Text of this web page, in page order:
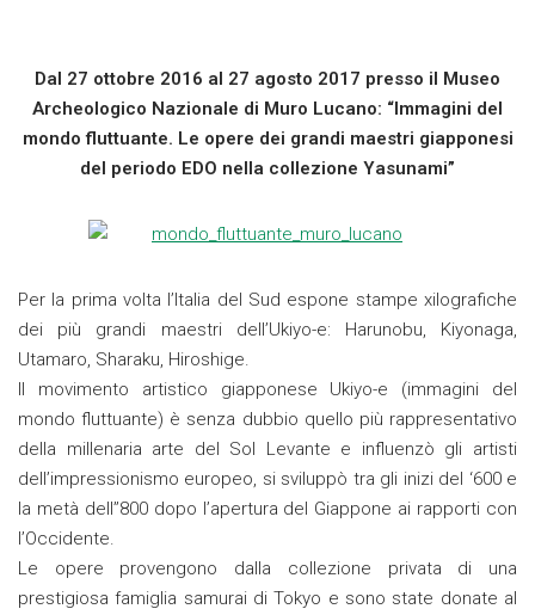
Dal 27 ottobre 2016 al 27 agosto 2017 presso il Museo
Archeologico Nazionale di Muro Lucano: “Immagini del
mondo fluttuante. Le opere dei grandi maestri giapponesi
del periodo EDO nella collezione Yasunami”
Per la prima volta l’Italia del Sud espone stampe xilografiche
dei più grandi maestri dell’Ukiyo-e: Harunobu, Kiyonaga,
Utamaro, Sharaku, Hiroshige.
Il movimento artistico giapponese Ukiyo-e (immagini del
mondo fluttuante) è senza dubbio quello più rappresentativo
della millenaria arte del Sol Levante e influenzò gli artisti
dell’impressionismo europeo, si sviluppò tra gli inizi del ‘600 e
la metà dell’’800 dopo l’apertura del Giappone ai rapporti con
l’Occidente.
Le opere provengono dalla collezione privata di una
prestigiosa famiglia samurai di Tokyo e sono state donate al